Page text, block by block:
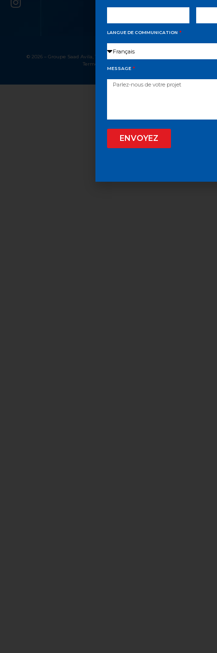
© 2026 – Groupe Saad Avila, Tous droits réservés
Termes et conditions
LANGUE DE COMMUNICATION
MESSAGE
ENVOYEZ